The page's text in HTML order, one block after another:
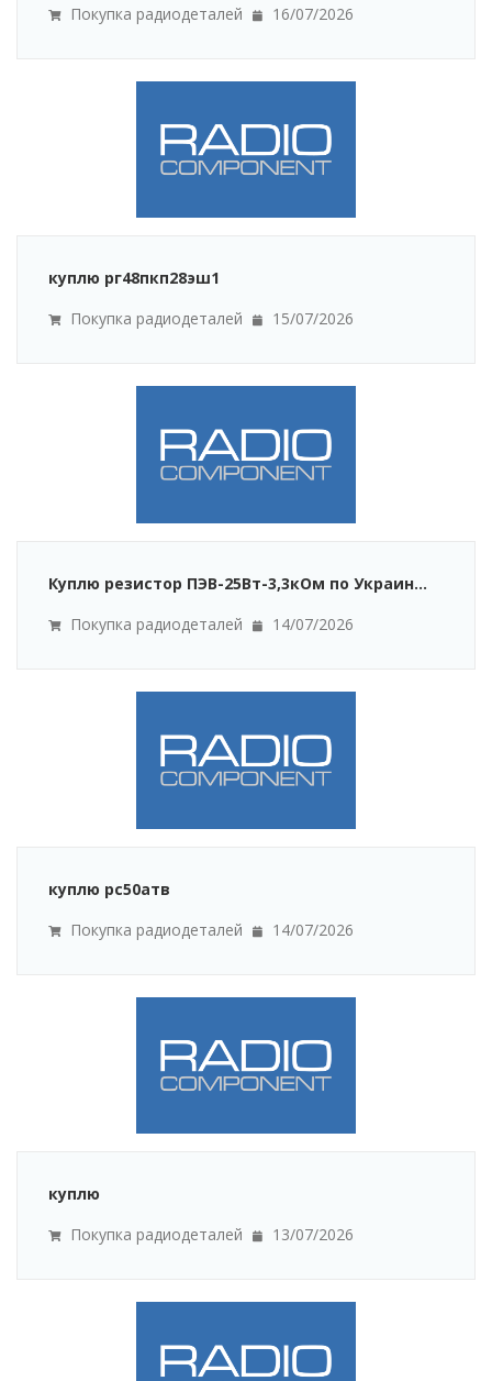
Покупка радиодеталей 16/07/2026
куплю рг48пкп28эш1
Покупка радиодеталей
15/07/2026
Куплю резистор ПЭВ-25Вт-3,3кОм по Украин...
Покупка радиодеталей
14/07/2026
куплю рс50атв
Покупка радиодеталей
14/07/2026
куплю
Покупка радиодеталей
13/07/2026